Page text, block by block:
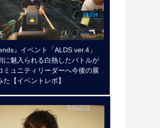
』イベント「ALDS ver.4」
に魅入られる白熱したバトルが
ミュニティリーダーへ今後の展
【イベントレポ】